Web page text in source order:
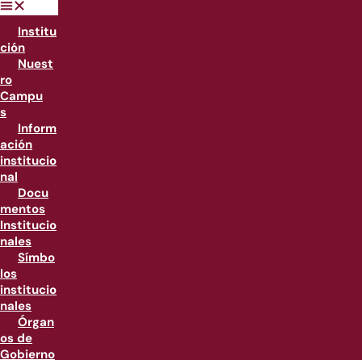
Institu
ción
Nuest
ro
Campu
s
Inform
ación
institucio
nal
Docu
mentos
Institucio
nales
Símbo
los
institucio
nales
Órgan
os de
Gobierno